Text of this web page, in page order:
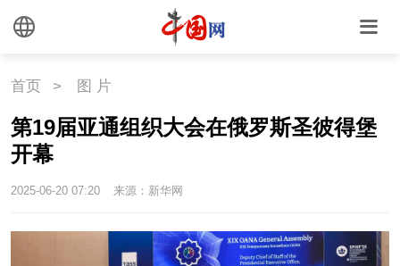
首页 > 图 片
第19届亚通组织大会在俄罗斯圣彼得堡
开幕
2025-06-20 07:20 来源：新华网